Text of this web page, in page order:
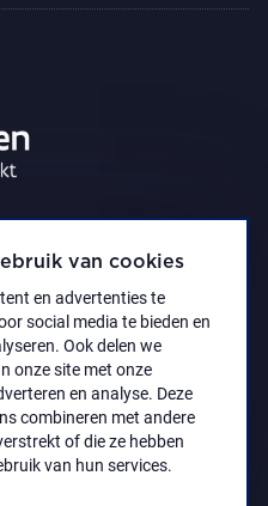
van cookies
en advertenties te
social media te bieden en
Ook delen we
onze site met onze
en analyse. Deze
combineren met andere
of die ze hebben
van hun services.
policy
Schone Kunsten